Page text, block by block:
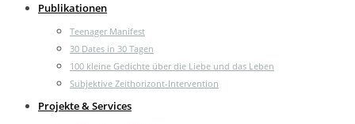
Publikationen
Teenager Manifest
30 Dates in 30 Tagen
100 kleine Gedichte über die Liebe und das Leben
Subjektive Zeithorizont-Intervention
Projekte & Services